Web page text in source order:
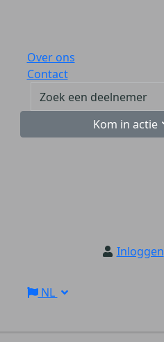
Over ons
Contact
Kom in actie
Inloggen
NL